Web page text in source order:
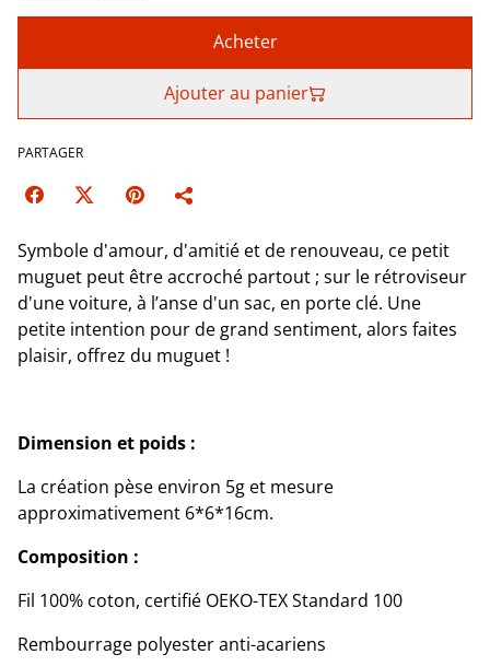
Acheter
Ajouter au panier
PARTAGER
Symbole d'amour, d'amitié et de renouveau, ce petit
muguet peut être accroché partout ; sur le rétroviseur
d'une voiture, à l’anse d'un sac, en porte clé. Une
petite intention pour de grand sentiment, alors faites
plaisir, offrez du muguet !
Dimension et poids :
La création pèse environ 5g et mesure
approximativement 6*6*16cm.
Composition :
Fil 100% coton, certifié OEKO-TEX Standard 100
Rembourrage polyester anti-acariens